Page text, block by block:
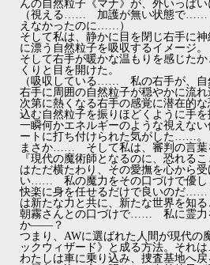
んの自然粒子《マナ》が、外いっぱい
（視える…… 加護が無い状態で……
えなかったのに……）
そして私は、静かに目を閉じ右手に
に漂う自然粒子を吸収するイメージ。
そして右手が暖かな温もりを感じた
くりと目を開けた。
（吸収している…… 私の右手が、自
右手に周囲の自然粒子が穏やかに流れ
次第に熱くなる右手の感覚に潜在的
込む自然粒子を振りほどくように手を
一瞬何かエネルギーのような視えな
ートに打ち付けられた気がした……。
まさか…… そして私は、審判の言葉
『現代の魔術師となるのに、恐れ
はただ横たわり、その愛撫を心から
い…… 私の魔力をその口づけで優し
快楽に身を任せるだけで良いのだ
は新たな力と共に、新たな世界を知る
朝霧さんとの口づけで…… 私に霊力
か――？
つまり、AWに選ばれた人間が現代の
ックウィザード》と成る方法。それ
わたしは車に乗り込み、捜査基地へ